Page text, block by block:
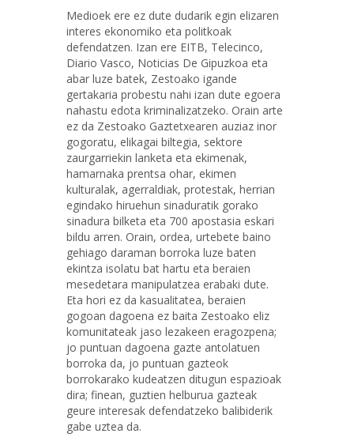
Medioek ere ez dute dudarik egin elizaren
interes ekonomiko eta politkoak
defendatzen. Izan ere EITB, Telecinco,
Diario Vasco, Noticias De Gipuzkoa eta
abar luze batek, Zestoako igande
gertakaria probestu nahi izan dute egoera
nahastu edota kriminalizatzeko. Orain arte
ez da Zestoako Gaztetxearen auziaz inor
gogoratu, elikagai biltegia, sektore
zaurgarriekin lanketa eta ekimenak,
hamarnaka prentsa ohar, ekimen
kulturalak, agerraldiak, protestak, herrian
egindako hiruehun sinaduratik gorako
sinadura bilketa eta 700 apostasia eskari
bildu arren. Orain, ordea, urtebete baino
gehiago daraman borroka luze baten
ekintza isolatu bat hartu eta beraien
mesedetara manipulatzea erabaki dute.
Eta hori ez da kasualitatea, beraien
gogoan dagoena ez baita Zestoako eliz
komunitateak jaso lezakeen eragozpena;
jo puntuan dagoena gazte antolatuen
borroka da, jo puntuan gazteok
borrokarako kudeatzen ditugun espazioak
dira; finean, guztien helburua gazteak
geure interesak defendatzeko balibiderik
gabe uztea da.